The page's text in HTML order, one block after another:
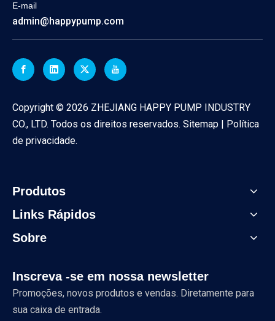
E-mail
admin@happypump.com
Copyright © 2026 ZHEJIANG HAPPY PUMP INDUSTRY
CO., LTD. Todos os direitos reservados. Sitemap | Política
de privacidade.
Produtos
Links Rápidos
Sobre
Inscreva -se em nossa newsletter
Promoções, novos produtos e vendas. Diretamente para
sua caixa de entrada.